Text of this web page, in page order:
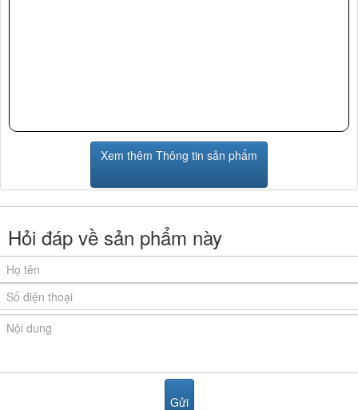
Xem thêm Thông tin sản phẩm
Hỏi đáp về sản phẩm này